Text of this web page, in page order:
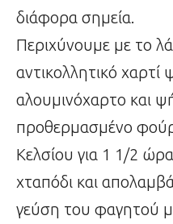
διάφορα σημεία.
Περιχύνουμε με το
αντικολλητικό χαρτί
αλουμινόχαρτο και
προθερμασμένο
Κελσίου για 1 1/2
χταπόδι και
γεύση του φαγητού